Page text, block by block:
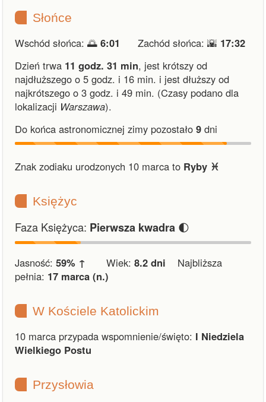
Słońce
Wschód słońca: 🌅 6:01 Zachód słońca: 🌇 17:32
Dzień trwa 11 godz. 31 min, jest krótszy od
najdłuższego o 5 godz. i 16 min. i jest dłuższy od
najkrótszego o 3 godz. i 49 min. (Czasy podano dla
lokalizacji Warszawa).
Do końca astronomicznej zimy pozostało 9 dni
Znak zodiaku urodzonych 10 marca to Ryby ♓︎
Księżyc
Faza Księżyca: Pierwsza kwadra 🌓
Jasność: 59% ↑ Wiek: 8.2 dni Najbliższa
pełnia: 17 marca (n.)
W Kościele Katolickim
10 marca przypada wspomnienie/święto: I Niedziela
Wielkiego Postu
Przysłowia